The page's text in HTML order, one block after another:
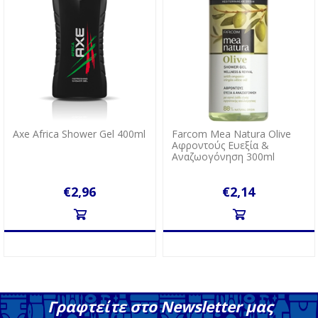
Axe Africa Shower Gel 400ml
€2,96
Farcom Mea Natura Olive
Αφροντούς Ευεξία &
Αναζωογόνηση 300ml
€2,14
Γραφτείτε στο Newsletter μας